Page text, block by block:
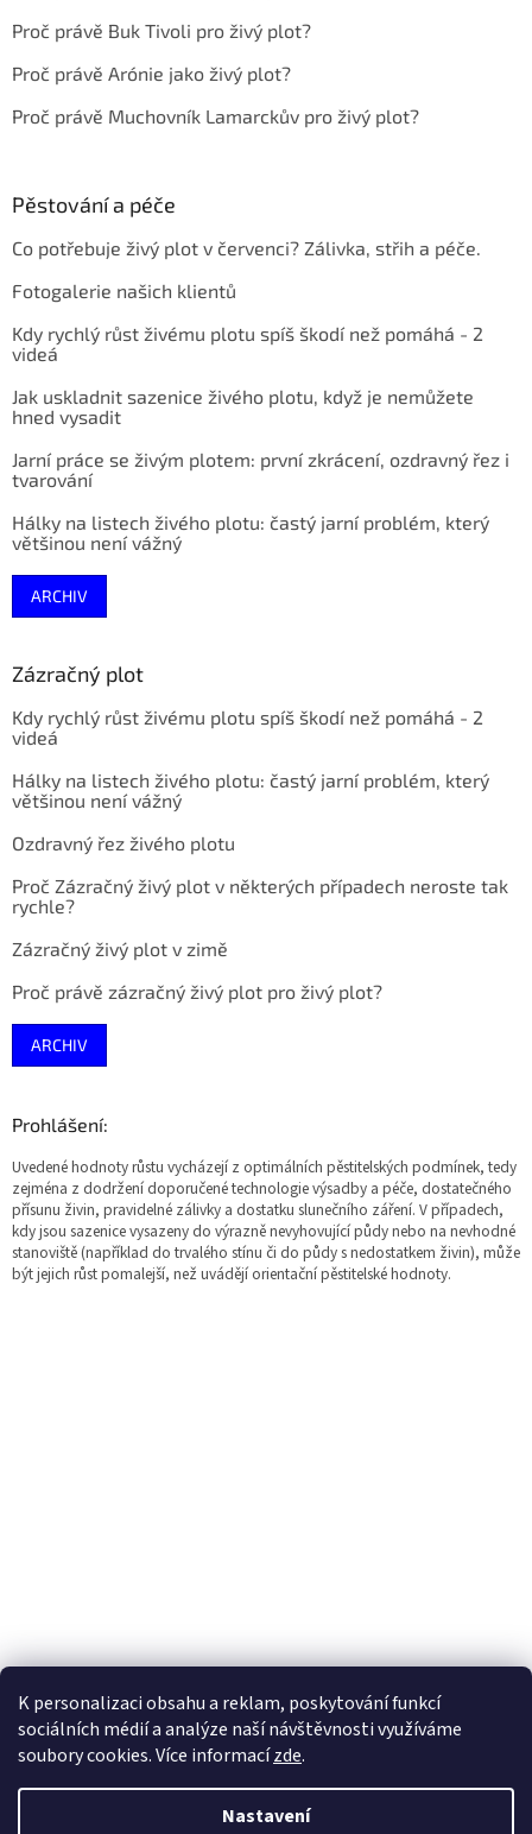
K personalizaci obsahu a reklam, poskytování funkcí
sociálních médií a analýze naší návštěvnosti využíváme
soubory cookies. Více informacízde.
Nastavení
Proč právě Buk Tivoli pro živý plot?
Proč právě Arónie jako živý plot?
Proč právě Muchovník Lamarckův pro živý plot?
Pěstování a péče
Co potřebuje živý plot v červenci? Zálivka, střih a péče.
Fotogalerie našich klientů
Kdy rychlý růst živému plotu spíš škodí než pomáhá - 2
videá
Jak uskladnit sazenice živého plotu, když je nemůžete
hned vysadit
Jarní práce se živým plotem: první zkrácení, ozdravný řez i
tvarování
Hálky na listech živého plotu: častý jarní problém, který
většinou není vážný
ARCHIV
Zázračný plot
Kdy rychlý růst živému plotu spíš škodí než pomáhá - 2
videá
Hálky na listech živého plotu: častý jarní problém, který
většinou není vážný
Ozdravný řez živého plotu
Proč Zázračný živý plot v některých případech neroste tak
rychle?
Zázračný živý plot v zimě
Proč právě zázračný živý plot pro živý plot?
ARCHIV
Prohlášení:
Uvedené hodnoty růstu vycházejí z optimálních pěstitelských podmínek, tedy
zejména z dodržení doporučené technologie výsadby a péče, dostatečného
přísunu živin, pravidelné zálivky a dostatku slunečního záření. V případech,
kdy jsou sazenice vysazeny do výrazně nevyhovující půdy nebo na nevhodné
stanoviště (například do trvalého stínu či do půdy s nedostatkem živin), může
být jejich růst pomalejší, než uvádějí orientační pěstitelské hodnoty.